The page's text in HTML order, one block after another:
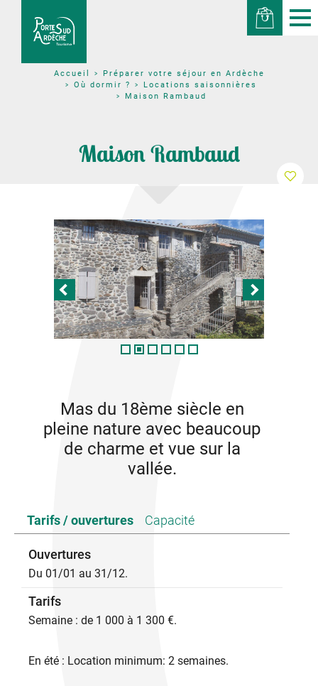
Accueil
Préparer votre séjour en Ardèche
Où dormir ?
Locations saisonnières
Maison Rambaud
Maison Rambaud
Mas du 18ème siècle en
pleine nature avec beaucoup
de charme et vue sur la
vallée.
Tarifs / ouvertures Capacité
Ouvertures
Du 01/01 au 31/12.
Tarifs
Semaine : de 1 000 à 1 300 €.
En été : Location minimum: 2 semaines.